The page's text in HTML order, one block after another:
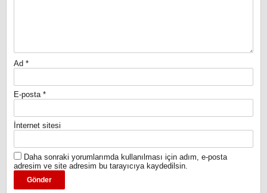
Ad *
E-posta *
İnternet sitesi
Daha sonraki yorumlarımda kullanılması için adım, e-posta
adresim ve site adresim bu tarayıcıya kaydedilsin.